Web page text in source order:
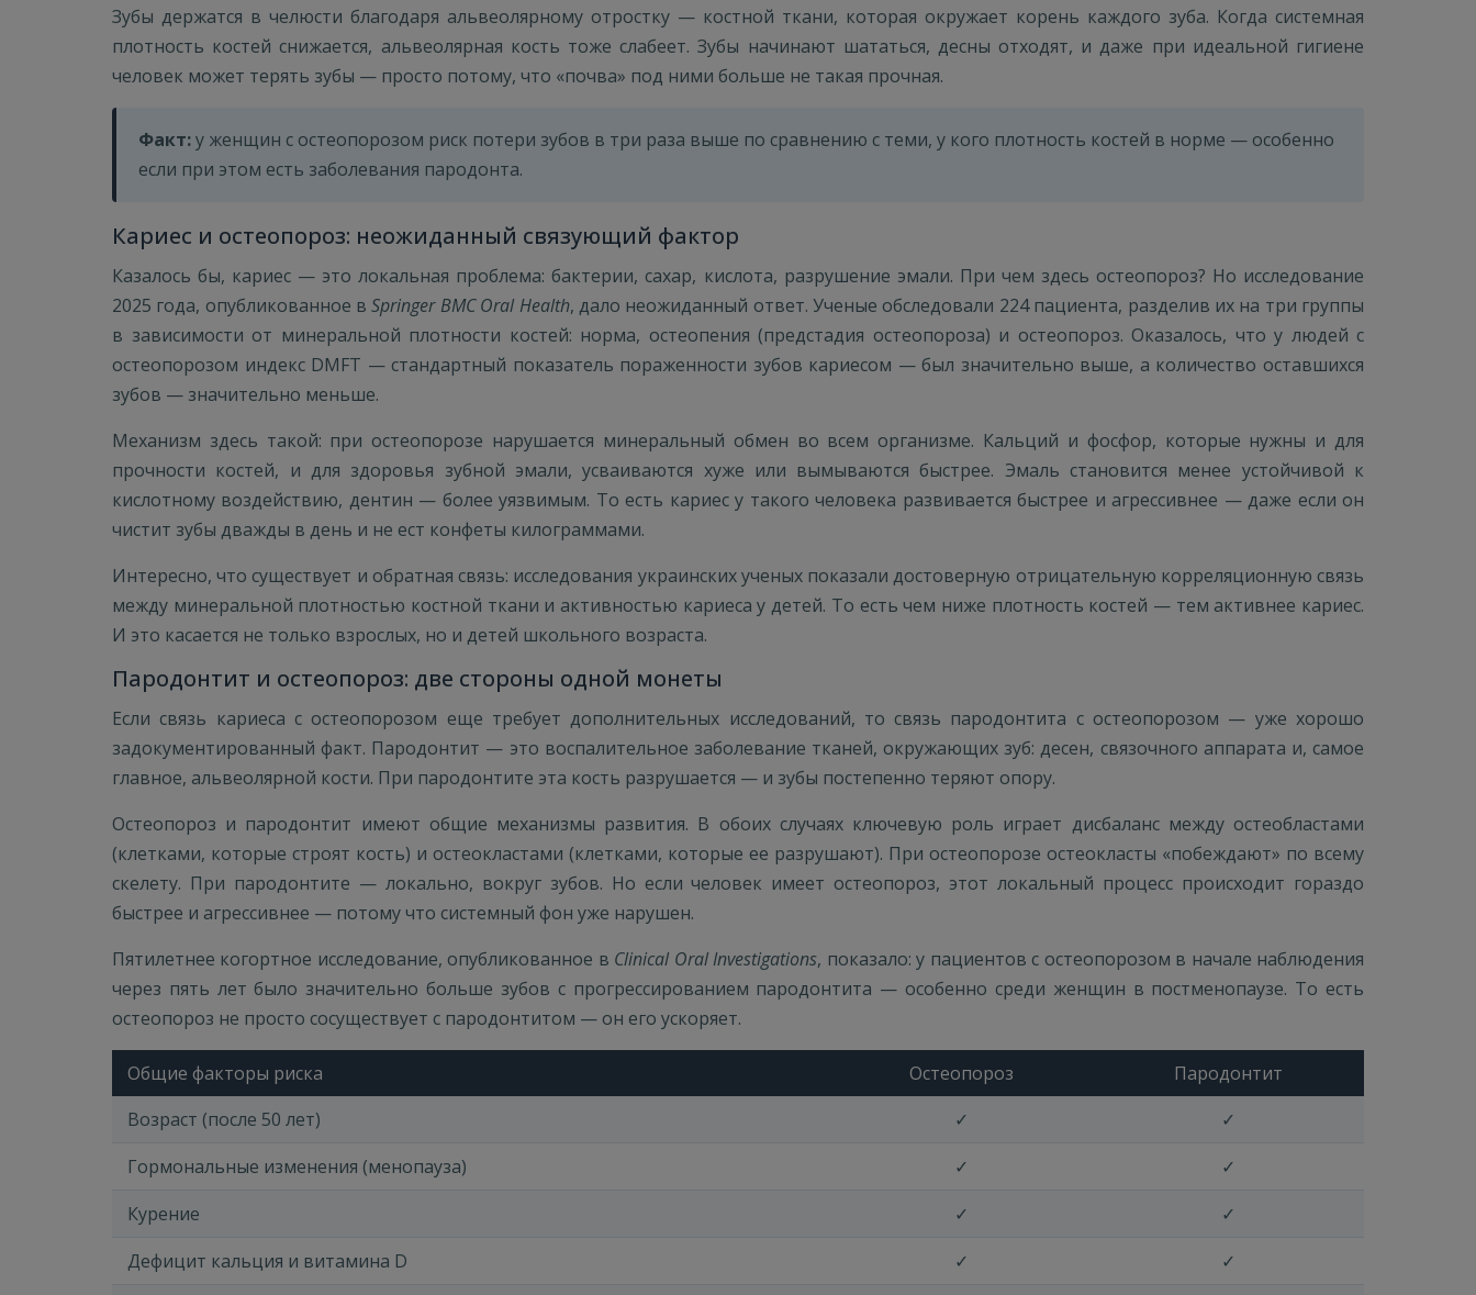
Зубы держатся в челюсти благодаря альвеолярному отростку — костной ткани, которая окружает корень каждого зуба. Когда системная
плотность костей снижается, альвеолярная кость тоже слабеет. Зубы начинают шататься, десны отходят, и даже при идеальной гигиене
человек может терять зубы — просто потому, что «почва» под ними больше не такая прочная.
Факт:у женщин с остеопорозом риск потери зубов в три раза выше по сравнению с теми, у кого плотность костей в норме — особенно
если при этом есть заболевания пародонта.
Кариес и остеопороз: неожиданный связующий фактор
Казалось бы, кариес — это локальная проблема: бактерии, сахар, кислота, разрушение эмали. При чем здесь остеопороз? Но исследование
2025 года, опубликованное вSpringer BMC Oral Health, дало неожиданный ответ. Ученые обследовали 224 пациента, разделив их на три группы
в зависимости от минеральной плотности костей: норма, остеопения (предстадия остеопороза) и остеопороз. Оказалось, что у людей с
остеопорозом индекс DMFT — стандартный показатель пораженности зубов кариесом — был значительно выше, а количество оставшихся
зубов — значительно меньше.
Механизм здесь такой: при остеопорозе нарушается минеральный обмен во всем организме. Кальций и фосфор, которые нужны и для
прочности костей, и для здоровья зубной эмали, усваиваются хуже или вымываются быстрее. Эмаль становится менее устойчивой к
кислотному воздействию, дентин — более уязвимым. То есть кариес у такого человека развивается быстрее и агрессивнее — даже если он
чистит зубы дважды в день и не ест конфеты килограммами.
Интересно, что существует и обратная связь: исследования украинских ученых показали достоверную отрицательную корреляционную связь
между минеральной плотностью костной ткани и активностью кариеса у детей. То есть чем ниже плотность костей — тем активнее кариес.
И это касается не только взрослых, но и детей школьного возраста.
Пародонтит и остеопороз: две стороны одной монеты
Если связь кариеса с остеопорозом еще требует дополнительных исследований, то связь пародонтита с остеопорозом — уже хорошо
задокументированный факт. Пародонтит — это воспалительное заболевание тканей, окружающих зуб: десен, связочного аппарата и, самое
главное, альвеолярной кости. При пародонтите эта кость разрушается — и зубы постепенно теряют опору.
Остеопороз и пародонтит имеют общие механизмы развития. В обоих случаях ключевую роль играет дисбаланс между остеобластами
(клетками, которые строят кость) и остеокластами (клетками, которые ее разрушают). При остеопорозе остеокласты «побеждают» по всему
скелету. При пародонтите — локально, вокруг зубов. Но если человек имеет остеопороз, этот локальный процесс происходит гораздо
быстрее и агрессивнее — потому что системный фон уже нарушен.
Пятилетнее когортное исследование, опубликованное в Clinical Oral Investigations, показало: у пациентов с остеопорозом в начале наблюдения
через пять лет было значительно больше зубов с прогрессированием пародонтита — особенно среди женщин в постменопаузе. То есть
остеопороз не просто сосуществует с пародонтитом — он его ускоряет.
Общие факторы риска Остеопороз
Пародонтит
Возраст (после 50 лет)
✓
✓
Гормональные изменения (менопауза)
✓
✓
Курение
✓
✓
Дефицит кальция и витамина D
✓
✓